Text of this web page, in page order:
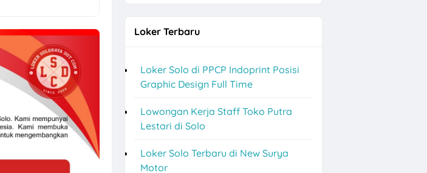
di SIMGROUP Area Semarang & Sekitarnya
Karanganyar
Kosmetik
Admin Toko
Loker Terbaru
Loker Solo di PPCP Indoprint Posisi
Graphic Design Full Time
Lowongan Kerja Staff Toko Putra
Lestari di Solo
Loker Solo Terbaru di New Surya
Motor